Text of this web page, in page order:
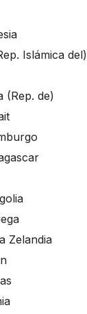
Islámica del)
(Rep. de)
Zelandia